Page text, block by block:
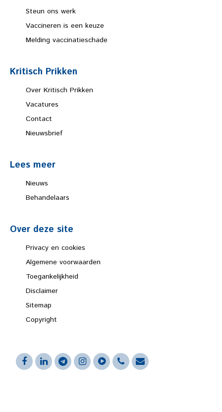
Steun ons werk
Vaccineren is een keuze
Melding vaccinatieschade
Kritisch Prikken
Over Kritisch Prikken
Vacatures
Contact
Nieuwsbrief
Lees meer
Nieuws
Behandelaars
Over deze site
Privacy en cookies
Algemene voorwaarden
Toegankelijkheid
Disclaimer
Sitemap
Copyright